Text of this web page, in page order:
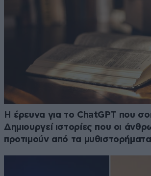
H έρευνα για το ChatGPT που
Δημιουργεί ιστορίες που οι
προτιμούν από τα μυθιστορήματα